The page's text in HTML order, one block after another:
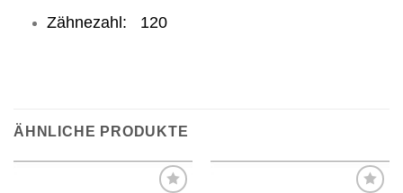
Zähnezahl: 120
ÄHNLICHE PRODUKTE